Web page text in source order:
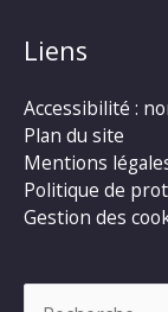
Liens
Accessibilité :
Plan du site
Mentions
Politique de
Gestion des